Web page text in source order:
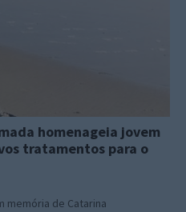
homenageia jovem
tratamentos para o
memória de Catarina